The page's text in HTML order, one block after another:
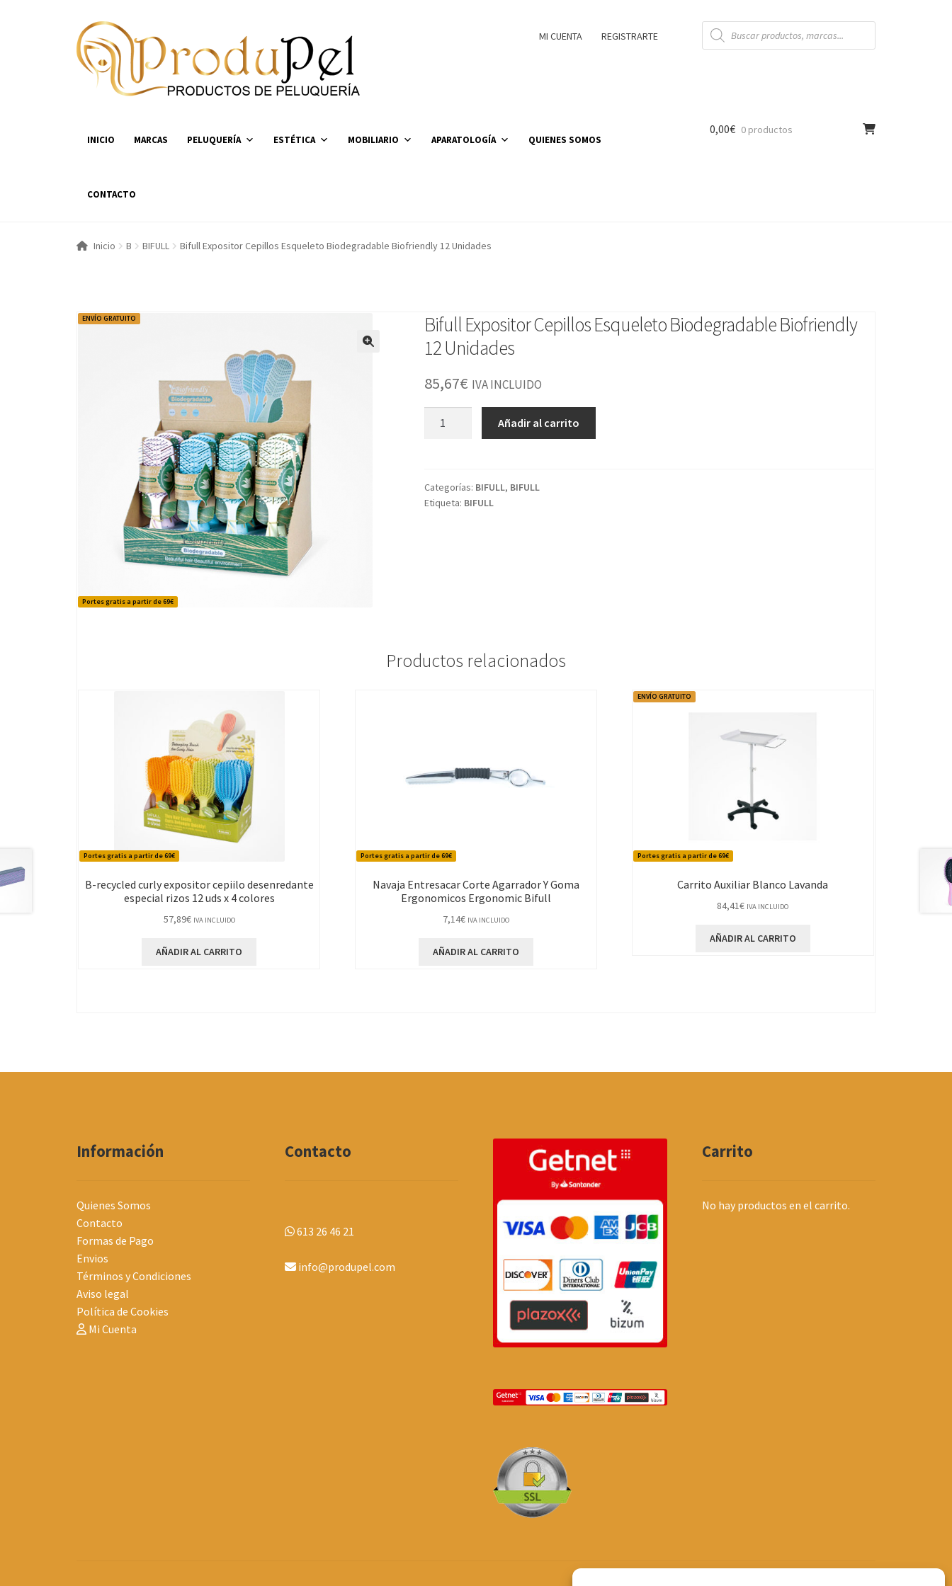
Ir
a
la
navegación
Ir
al
contenido
MI CUENTA REGISTRARTE
Búsqueda
de
productos
INICIO MARCAS PELUQUERÍA ESTÉTICA MOBILIARIO APARATOLOGÍA QUIENES SOMOS
CONTACTO
0,00€ 0 productos
Inicio B BIFULL Bifull Expositor Cepillos Esqueleto Biodegradable Biofriendly 12 Unidades
Portes gratis a partir de 69€
ENVÍO GRATUITO
Bifull Expositor Cepillos Esqueleto Biodegradable Biofriendly
12 Unidades
85,67€ IVA INCLUIDO
Biodegradable
Biofriendly
Añadir al carrito
Categorías: BIFULL, BIFULL
Etiqueta: BIFULL
Productos relacionados
Portes gratis a partir de 69€
B-recycled curly expositor cepiilo desenredante
especial rizos 12 uds x 4 colores
57,89€ IVA INCLUIDO
AÑADIR AL CARRITO
Portes gratis a partir de 69€
Navaja Entresacar Corte Agarrador Y Goma
Ergonomicos Ergonomic Bifull
7,14€ IVA INCLUIDO
AÑADIR AL CARRITO
Portes gratis a partir de 69€
ENVÍO GRATUITO
Carrito Auxiliar Blanco Lavanda
84,41€ IVA INCLUIDO
AÑADIR AL CARRITO
Información
Quienes Somos
Contacto
Formas de Pago
Envios
Términos y Condiciones
Aviso legal
Política de Cookies
Mi Cuenta
Contacto
613 26 46 21
info@produpel.com
Carrito
No hay productos en el carrito.